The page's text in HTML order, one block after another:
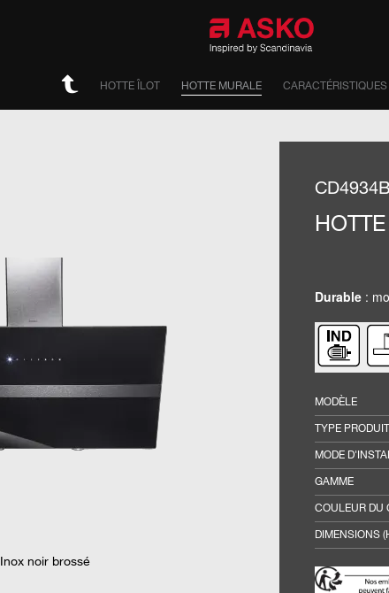
HOTTE ÎLOT HOTTE MURALE
Inox noir brossé
CD4934B
Durable :
MODÈLE
TYPE PRODUIT
MODE
GAMME
COULEUR DU
DIMENSIONS